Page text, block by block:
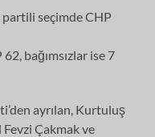
partili seçimde CHP
bağımsızlar ise 7
ayrılan, Kurtuluş
Çakmak ve